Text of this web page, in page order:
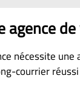
nécessite
courrier